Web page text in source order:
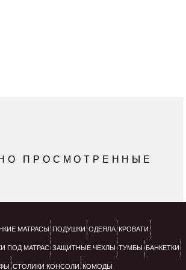
ПРОСМОТРЕННЫЕ
МАТРАСЫ ПОДУШКИ ОДЕЯЛА КРОВАТИ
ПОД МАТРАС ЗАЩИТНЫЕ ЧЕХЛЫ ТУМБЫ БАНКЕТКИ
СТОЛИКИ КОНСОЛИ КОМОДЫ